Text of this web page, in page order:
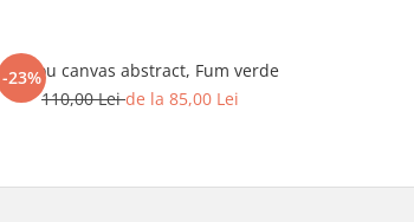
-23%
Tablou canvas abstract, Fum verde
110,00 Leide la 85,00 Lei